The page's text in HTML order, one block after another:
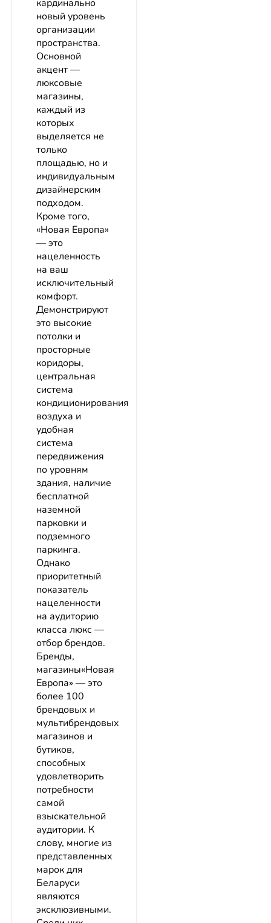
кардинально
новый уровень
организации
пространства.
Основной
акцент —
люксовые
магазины,
каждый из
которых
выделяется не
только
площадью, но и
индивидуальным
дизайнерским
подходом.
Кроме того,
«Новая Европа»
— это
нацеленность
на ваш
исключительный
комфорт.
Демонстрируют
это высокие
потолки и
просторные
коридоры,
центральная
система
кондиционирования
воздуха и
удобная
система
передвижения
по уровням
здания, наличие
бесплатной
наземной
парковки и
подземного
паркинга.
Однако
приоритетный
показатель
нацеленности
на аудиторию
класса люкс —
отбор брендов.
Бренды,
магазины«Новая
Европа» — это
более 100
брендовых и
мультибрендовых
магазинов и
бутиков,
способных
удовлетворить
потребности
самой
взыскательной
аудитории. К
слову, многие из
представленных
марок для
Беларуси
являются
эксклюзивными.